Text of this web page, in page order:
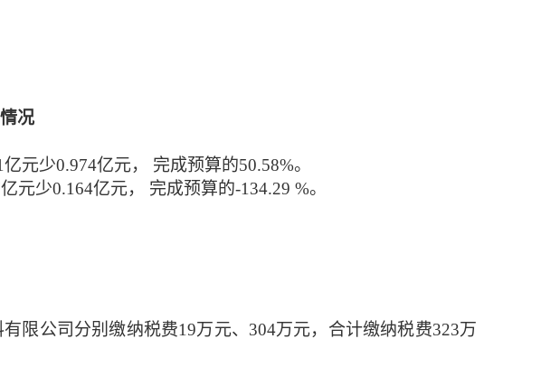
况
亿元少0.974亿元， 完成预算的50.58%。
亿元少0.164亿元， 完成预算的-134.29 %。
限公司分别缴纳税费19万元、 304万元，合计缴纳税费323万